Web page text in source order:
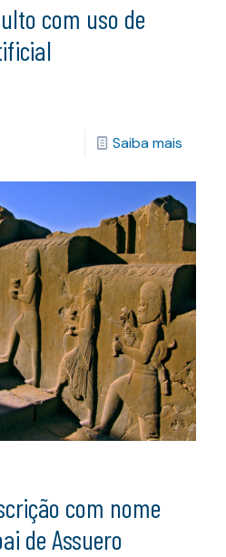
com uso de
Saiba mais
com nome
de Assuero